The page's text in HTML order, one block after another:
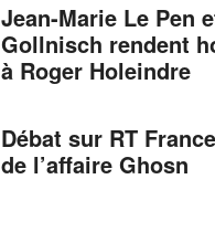
Jean-Marie Le Pen
Gollnisch rendent
à Roger Holeindre
Débat sur RT
de l’affaire Ghosn